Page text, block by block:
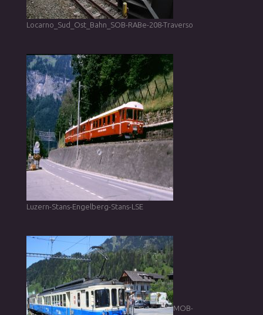
Locarno_Sud_Ost_Bahn_SOB-RABe-208-Traverso
Luzern-Stans-Engelberg-Stans-LSE
MOB-